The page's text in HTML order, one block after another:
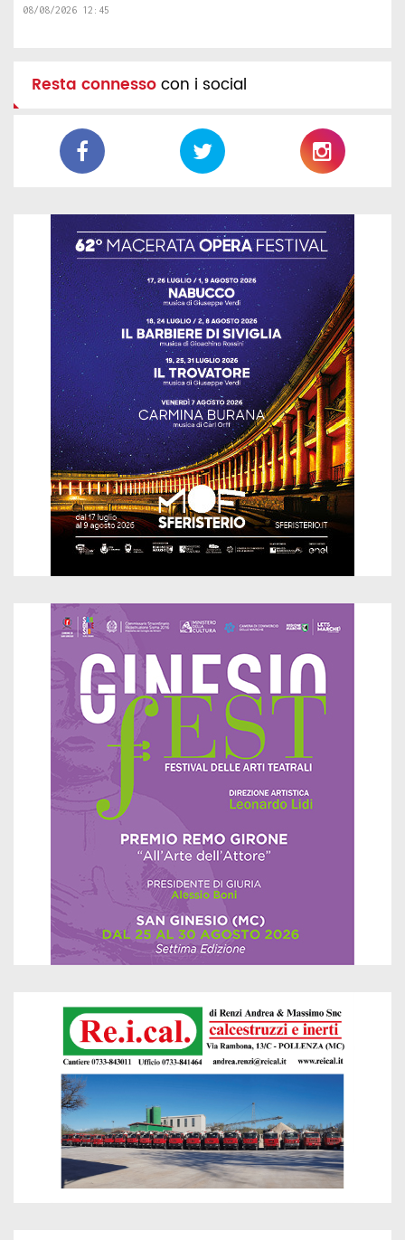
08/08/2026 12:45
Resta connessocon i social